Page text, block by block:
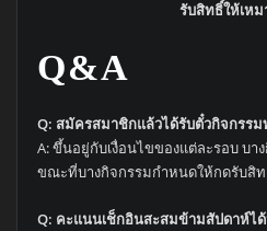
รับสิทธิ์ให้เหม
Q&A
Q: สมัครสมาชิกแล้วได้รับตั๋วกิจกรร
A: ขึ้นอยู่กับเงื่อนไขของแต่ละรอบ บ
ขณะที่บางกิจกรรมกำหนดให้กดรับสิ
Q: คะแนนเช็กอินสะสมข้ามสัปดาห์ไ